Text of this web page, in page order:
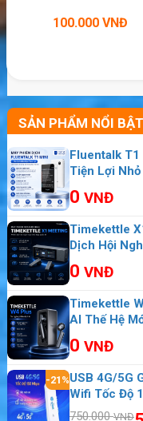
100.000 VNĐ
SẢN PHẨM NỔI BẬT
Fluentalk
Tiện Lợi Nhỏ
0 VNĐ
Timekettle
Dịch Hội
0 VNĐ
Timekettle
AI Thế Hệ
0 VNĐ
-21%USB 4G/5G
Wifi Tốc Độ
750.000VNĐ